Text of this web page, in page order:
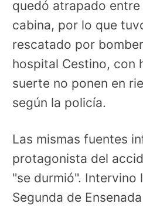
quedó atrapado
cabina, por lo que
rescatado por
hospital Cestino, con
suerte no ponen en
según la policía.
Las mismas fuentes
protagonista del
"se durmió". Intervino
Segunda de